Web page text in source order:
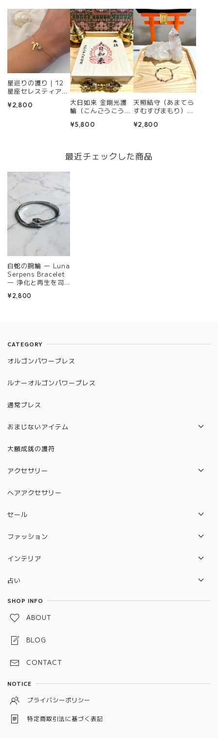
星巡りの護り｜12
星座セレスティアル
を導く守護星アクセ
¥2,800
大日如来 金剛光護
輪（こんごうこうご
智慧を宿す、大日如
¥5,800
天照結守（あまてら
すむすびまもり）ブ
が編む浄化と太陽の
¥2,800
最近チェックした商品
白蛇の腕輪 ― Luna
Serpens Bracelet
― 浄化と再生を司
¥2,800
CATEGORY
オルゴンパワーブレス
ルナーオルゴンパワーブレス
通常ブレス
おまじないアイテム
パロサント
カバラ
ルドラクシャ
守り本尊 水晶守り絵
予祝お守り
龍神守り
ワックスサシェ
狐守り
大願成就の護符
アクセサリー
ネックレス
ヘアアクセサリー
セール
セット販売セール
ファッション
バック
インテリア
占い
タロットカード
SHOP INFO
ABOUT
BLOG
CONTACT
NOTICE
プライバシーポリシー
特定商取引法に基づく表記